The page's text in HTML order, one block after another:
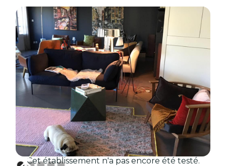
Cet établissement n'a pas encore été testé.